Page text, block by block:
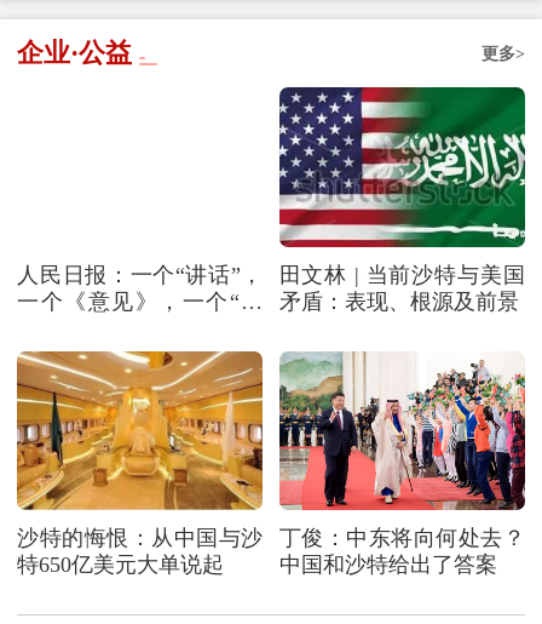
更多>
企业·公益
人民日报：一个“讲话”，
一个《意见》，一个“秧
田文林 | 当前沙特与美国
矛盾：表现、根源及前景
沙特的悔恨：从中国与沙
特650亿美元大单说起
丁俊：中东将向何处去？
中国和沙特给出了答案